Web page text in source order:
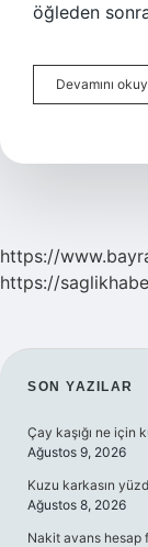
öğleden
Devamını
https://
https://
SON YAZILAR
Çay kaşığı ne için
Ağustos 9, 2026
Kuzu karkasın
Ağustos 8, 2026
Nakit avans hesap